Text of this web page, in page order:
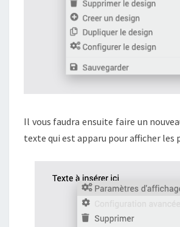
Il vous faudra ensuite faire un
texte qui est apparu pour afficher les